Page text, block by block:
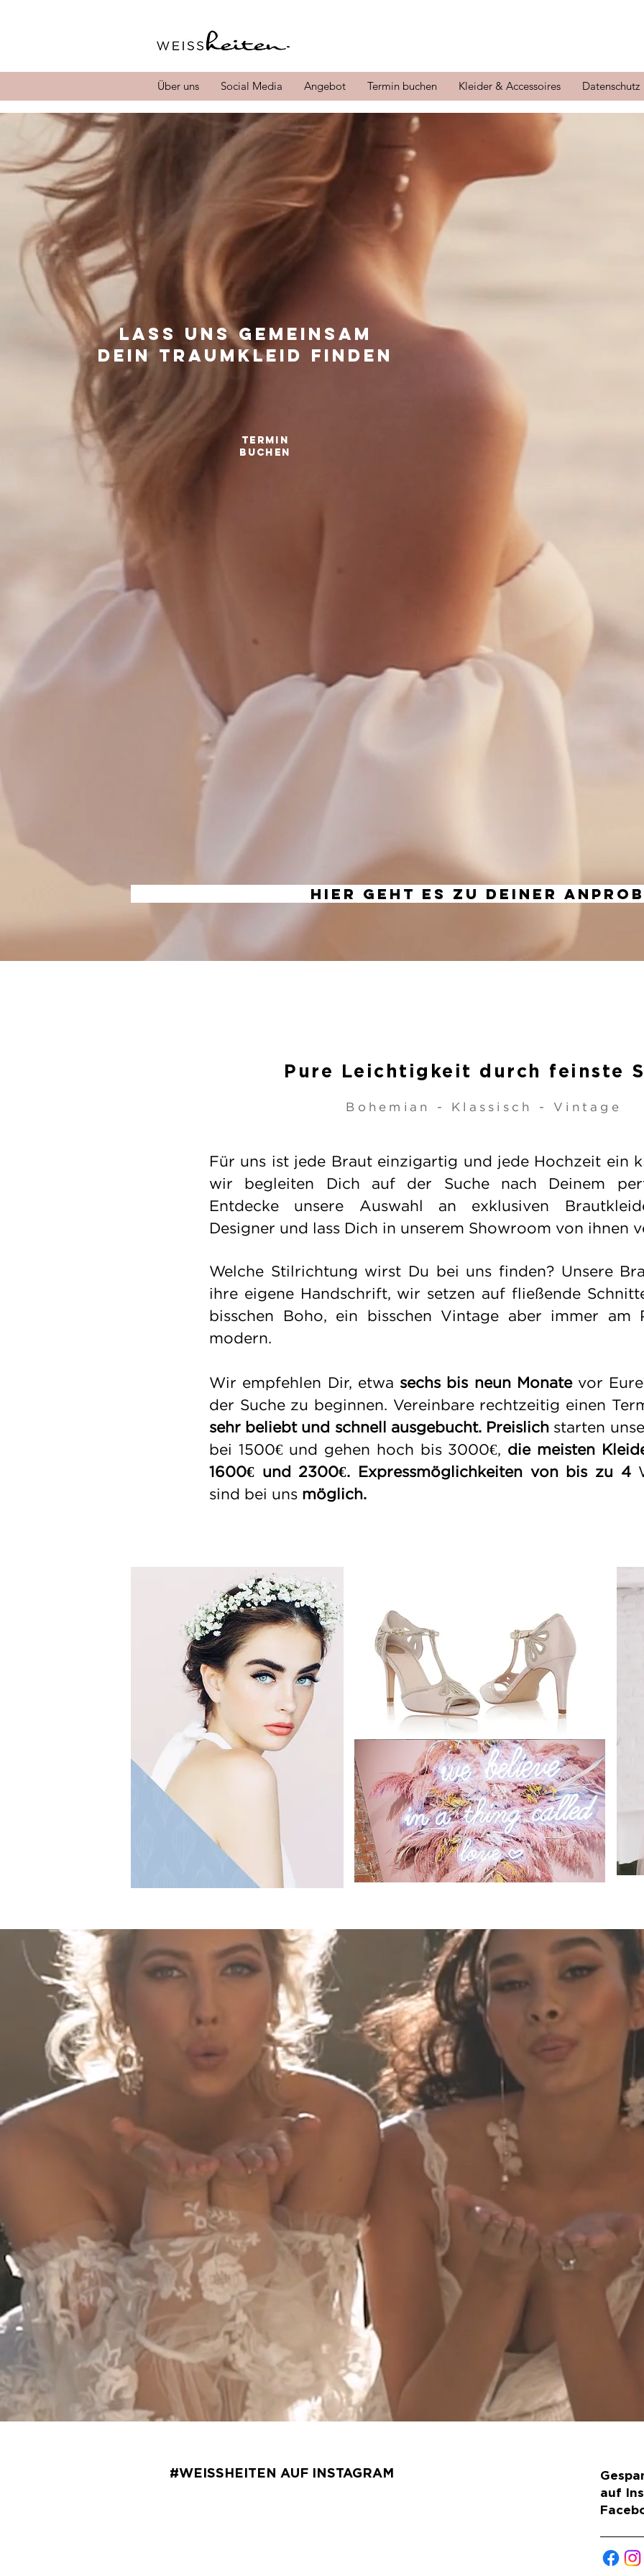
Über uns Social Media Angebot Termin buchen Kleider & Accessoires Datenschutz
TERMIN
buchen
Lass uns gemeinsam
Dein Traumkleid finden
Hier geht es zu Deiner
Pure Leichtigkeit durch feinste
Bohemian - Klassisch - Vintage
Für uns ist jede Braut einzigartig und jede Hochzeit ein
wir begleiten Dich auf der Suche nach Deinem
Entdecke unsere Auswahl an exklusiven
Designer und lass Dich in unserem Showroom von ihnen
Welche Stilrichtung wirst Du bei uns finden? Unsere
ihre eigene Handschrift, wir setzen auf fließende
bisschen Boho, ein bisschen Vintage aber immer am
modern.
Wir empfehlen Dir, etwa sechs bis neun Monatevor
der Suche zu beginnen. Vereinbare rechtzeitig einen
sehr beliebt und schnell ausgebucht. Preislich starten
bei 1500€ und gehen hoch bis 3000€, die meisten
1600€ und 2300€. Expressmöglichkeiten von bis zu 4
sind bei uns möglich.
#WEISSHEITEN AUF INSTAGRAM
auf